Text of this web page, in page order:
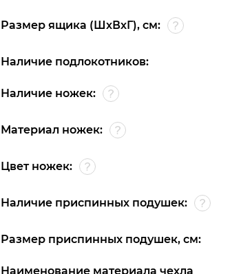
Размер ящика (ШхВхГ), см:
Наличие подлокотников:
Наличие ножек:
Материал ножек:
Цвет ножек:
Наличие приспинных подушек:
Размер приспинных подушек, см:
Наименование материала чехла